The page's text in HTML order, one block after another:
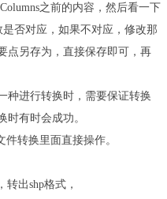
Columns之前的内容，然后看一下
否对应，如果不对应，修改那
点另存为，直接保存即可，再
种进行转换时，需要保证转换
时有时会成功。
件转换里面直接操作。
转出shp格式，